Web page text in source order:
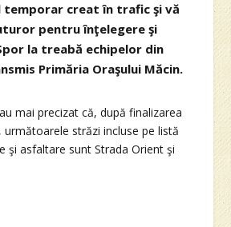
creat în trafic şi vă
pentru înţelegere şi
la treabă echipelor din
Primăria Oraşului Măcin.
mai precizat că, după finalizarea
străzi incluse pe listă
şi asfaltare sunt Strada Orient şi